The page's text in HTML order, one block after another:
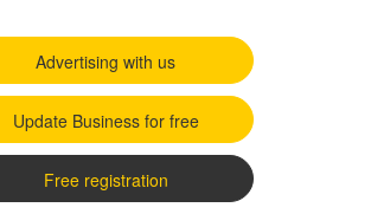
Advertising with us
Update Business for free
Free registration